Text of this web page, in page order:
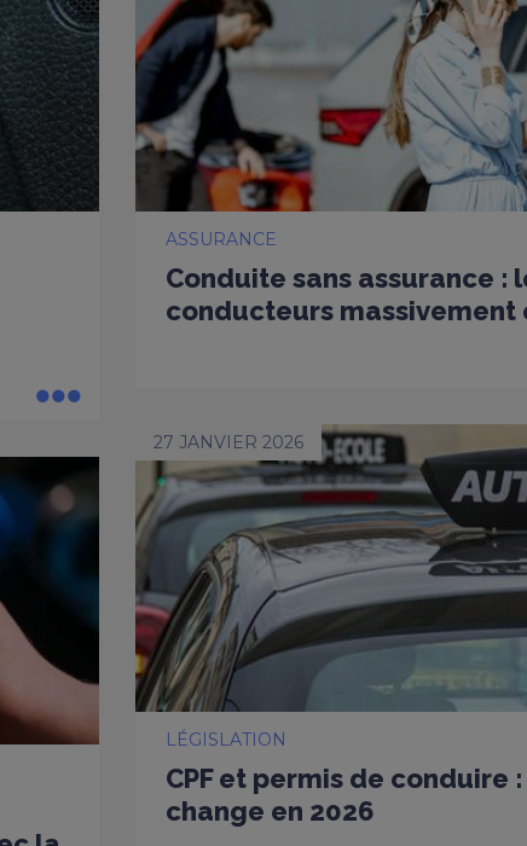
ASSURANCE
Conduite sans assurance :
conducteurs massivement
27 JANVIER 2026
LÉGISLATION
CPF et permis de conduire
change en 2026